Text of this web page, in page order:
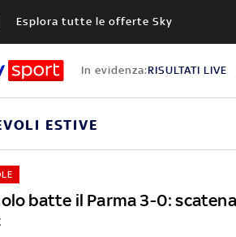
Esplora tutte le offerte Sky
In evidenza:RISULTATI LIVE
ESTIVE
batte il Parma 3-0: